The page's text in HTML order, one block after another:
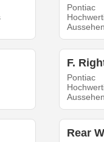
Pontiac
F.
Pontiac
Rear